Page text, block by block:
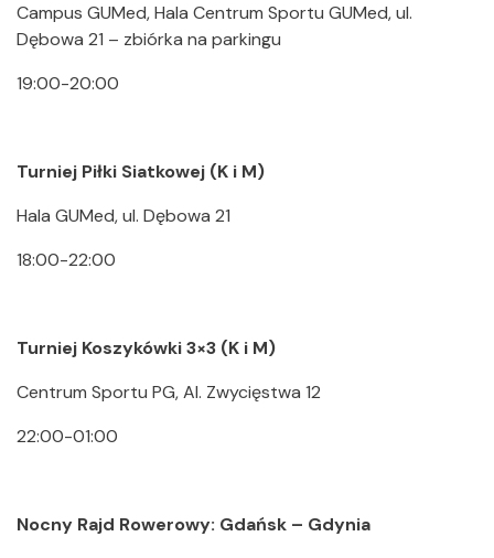
Campus GUMed, Hala Centrum Sportu GUMed, ul.
Dębowa 21 – zbiórka na parkingu
19:00-20:00
Turniej Piłki Siatkowej (K i M)
Hala GUMed, ul. Dębowa 21
18:00-22:00
Turniej Koszykówki 3×3 (K i M)
Centrum Sportu PG, Al. Zwycięstwa 12
22:00-01:00
Nocny Rajd Rowerowy: Gdańsk – Gdynia